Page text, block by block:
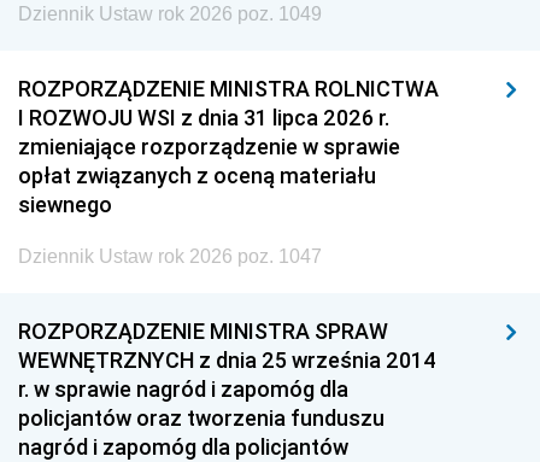
Dziennik Ustaw rok 2026 poz. 1049
ROZPORZĄDZENIE MINISTRA ROLNICTWA
I ROZWOJU WSI z dnia 31 lipca 2026 r.
zmieniające rozporządzenie w sprawie
opłat związanych z oceną materiału
siewnego
Dziennik Ustaw rok 2026 poz. 1047
ROZPORZĄDZENIE MINISTRA SPRAW
WEWNĘTRZNYCH z dnia 25 września 2014
r. w sprawie nagród i zapomóg dla
policjantów oraz tworzenia funduszu
nagród i zapomóg dla policjantów